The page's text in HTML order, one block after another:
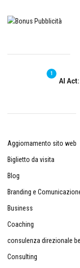
1
AI
Aggiornamento sito web
Biglietto da visita
Blog
Branding e
Business
Coaching
consulenza direzionale
Consulting